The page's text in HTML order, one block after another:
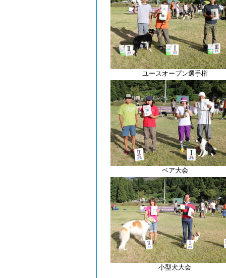
ユースオープン選手権
ペア大会
小型犬大会